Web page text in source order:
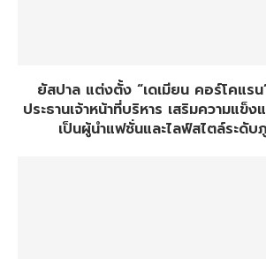
ยัสปาล แต่งตั้ง “เดเมียน คอร์โคแร
ประธานเจ้าหน้าที่บริหาร เสริมความแข็
เป็นผู้นำแฟชั่นและไลฟ์สไตล์ระดั